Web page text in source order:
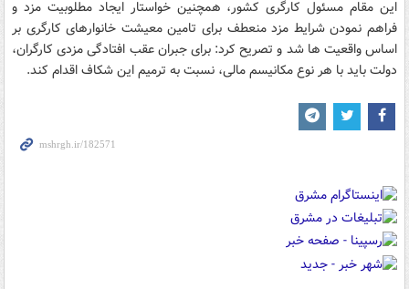
این مقام مسئول کارگری کشور، همچنین خواستار ایجاد مطلوبیت مزد و
فراهم نمودن شرایط مزد منعطف برای تامین معیشت خانوارهای کارگری بر
اساس واقعیت ها شد و تصریح کرد: برای جبران عقب افتادگی مزدی کارگران،
دولت باید با هر نوع مکانیسم مالی، نسبت به ترمیم این شکاف اقدام کند.